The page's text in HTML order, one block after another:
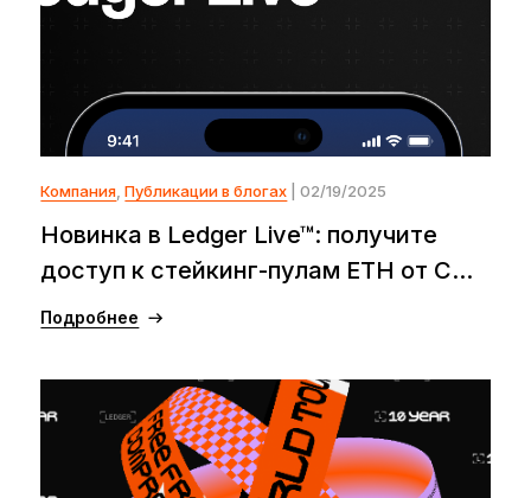
Компания ,Публикации в блогах | 02/19/2025
Новинка в Ledger Live™: получите
доступ к стейкинг-пулам ETH от C...
Подробнее